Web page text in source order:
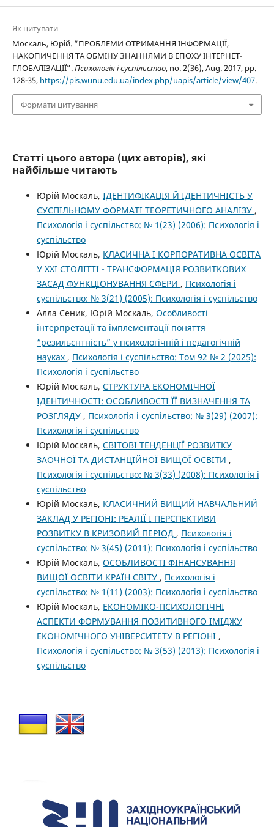
Як цитувати
Москаль, Юрій. “ПРОБЛЕМИ ОТРИМАННЯ ІНФОРМАЦІЇ,
НАКОПИЧЕННЯ ТА ОБМІНУ ЗНАННЯМИ В ЕПОХУ ІНТЕРНЕТ-
ГЛОБАЛІЗАЦІЇ”.Психологія і суспільство, no. 2(36), Aug. 2017, pp.
128-35, https://pis.wunu.edu.ua/index.php/uapis/article/view/407.
Формати цитування
Статті цього автора (цих авторів), які
найбільше читають
Юрій Москаль, ІДЕНТИФІКАЦІЯ Й ІДЕНТИЧНІСТЬ У
СУСПІЛЬНОМУ ФОРМАТІ ТЕОРЕТИЧНОГО АНАЛІЗУ ,
Психологія і суспільство: № 1(23) (2006): Психологія і
суспільство
Юрій Москаль, КЛАСИЧНА І КОРПОРАТИВНА ОСВІТА
У ХХІ СТОЛІТТІ - ТРАНСФОРМАЦІЯ РОЗВИТКОВИХ
ЗАСАД ФУНКЦІОНУВАННЯ СФЕРИ , Психологія і
суспільство: № 3(21) (2005): Психологія і суспільство
Алла Сеник, Юрій Москаль, Особливості
інтерпретації та імплементації поняття
“резильєнтність” у психологічній і педагогічній
науках , Психологія і суспільство: Том 92 № 2 (2025):
Психологія і суспільство
Юрій Москаль, СТРУКТУРА ЕКОНОМІЧНОЇ
ІДЕНТИЧНОСТІ: ОСОБЛИВОСТІ ЇЇ ВИЗНАЧЕННЯ ТА
РОЗГЛЯДУ , Психологія і суспільство: № 3(29) (2007):
Психологія і суспільство
Юрій Москаль, СВІТОВІ ТЕНДЕНЦІЇ РОЗВИТКУ
ЗАОЧНОЇ ТА ДИСТАНЦІЙНОЇ ВИЩОЇ ОСВІТИ ,
Психологія і суспільство: № 3(33) (2008): Психологія і
суспільство
Юрій Москаль, КЛАСИЧНИЙ ВИЩИЙ НАВЧАЛЬНИЙ
ЗАКЛАД У РЕГІОНІ: РЕАЛІЇ І ПЕРСПЕКТИВИ
РОЗВИТКУ В КРИЗОВИЙ ПЕРІОД , Психологія і
суспільство: № 3(45) (2011): Психологія і суспільство
Юрій Москаль, ОСОБЛИВОСТІ ФІНАНСУВАННЯ
ВИЩОЇ ОСВІТИ КРАЇН СВІТУ , Психологія і
суспільство: № 1(11) (2003): Психологія і суспільство
Юрій Москаль, ЕКОНОМІКО-ПСИХОЛОГІЧНІ
АСПЕКТИ ФОРМУВАННЯ ПОЗИТИВНОГО ІМІДЖУ
ЕКОНОМІЧНОГО УНІВЕРСИТЕТУ В РЕГІОНІ ,
Психологія і суспільство: № 3(53) (2013): Психологія і
суспільство